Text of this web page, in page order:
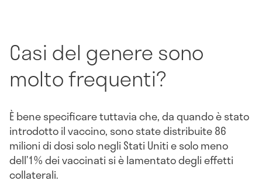
Casi del genere sono
molto frequenti?
È bene specificare tuttavia che, da quando è stato
introdotto il vaccino, sono state distribuite 86
milioni di dosi solo negli Stati Uniti e solo meno
dell’1% dei vaccinati si è lamentato degli effetti
collaterali.